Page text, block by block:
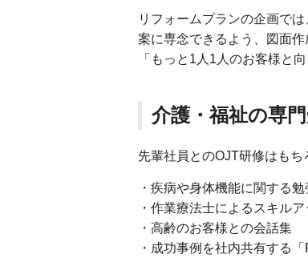
リフォームプランの企画で
案に専念できるよう、図面
「もっと1人1人のお客様と
介護・福祉の専
先輩社員とのOJT研修はもち
・疾病や身体機能に関する勉
・作業療法士によるスキル
・高齢のお客様との会話集
・成功事例を社内共有する